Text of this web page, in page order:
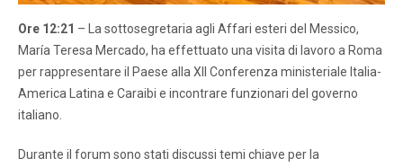
Ore 12:21 – La sottosegretaria agli Affari esteri del Messico,
María Teresa Mercado, ha effettuato una visita di lavoro a Roma
per rappresentare il Paese alla XII Conferenza ministeriale Italia-
America Latina e Caraibi e incontrare funzionari del governo
italiano.
Durante il forum sono stati discussi temi chiave per la